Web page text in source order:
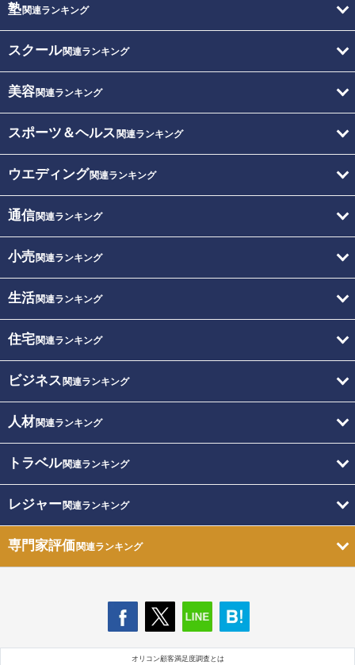
塾関連ランキング
スクール関連ランキング
美容関連ランキング
スポーツ＆ヘルス 関連ランキング
ウエディング関連ランキング
通信関連ランキング
小売関連ランキング
生活関連ランキング
住宅関連ランキング
ビジネス 関連ランキング
人材関連ランキング
トラベル関連ランキング
レジャー関連ランキング
専門家評価関連ランキング
オリコン顧客満足度調査とは